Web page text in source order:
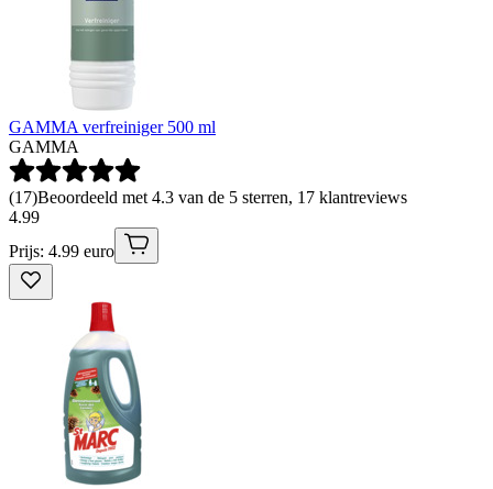
GAMMA verfreiniger 500 ml
GAMMA
(17)Beoordeeld met 4.3 van de 5 sterren, 17 klantreviews
4.99
Prijs: 4.99 euro